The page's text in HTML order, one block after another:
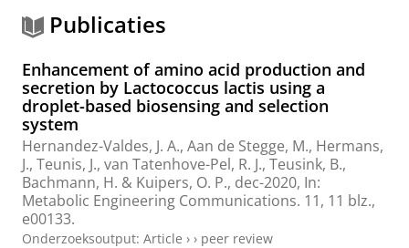
r
t
l
Publicaties
Enhancement of amino acid production and
secretion by Lactococcus lactis using a
droplet-based biosensing and selection
system
Hernandez-Valdes, J. A., Aan de Stegge, M., Hermans,
J., Teunis, J., van Tatenhove-Pel, R. J., Teusink, B.,
Bachmann, H. & Kuipers, O. P., dec-2020, In:
Metabolic Engineering Communications. 11, 11 blz.,
e00133.
Onderzoeksoutput: Article › › peer review